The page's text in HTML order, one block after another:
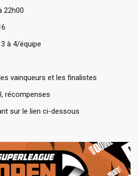
22h00
à 4/équipe
vainqueurs et les finalistes
récompenses
sur le lien ci-dessous